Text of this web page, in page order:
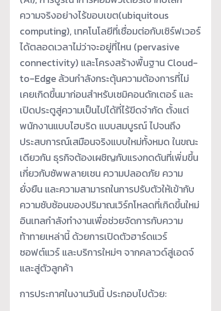
ความจริงอย่างไร้ขอบเขต(ubiquitous
computing), เทคโนโลยีที่เชื่อมต่อกับเซิร์ฟเวอร์
ได้ตลอดเวลาไม่ว่าจะอยู่ที่ไหน (pervasive
connectivity) และโครงสร้างพื้นฐาน Cloud-
to-Edgeล้วนกำลังกระตุ้นความต้องการที่ไม่
เคยเกิดขึ้นมาก่อนสำหรับเซมิคอนดักเตอร์ และ
เปิดประตูสู่ความเป็นไปได้ที่ไร้ขีดจำกัด ตั้งแต่
พนักงานแบบไฮบริด แบบสมบูรณ์ ไปจนถึง
ประสบการณ์เสมือนจริงแบบใหม่ทั้งหมด ในขณะ
เดียวกัน ธุรกิจต้องเผชิญกับแรงกดดันที่เพิ่มขึ้น
เกี่ยวกับซัพพลายเชน ความปลอดภัย ความ
ยั่งยืน และความสามารถในการปรับตัวให้เข้ากับ
ความซับซ้อนของปริมาณเวิร์กโหลดที่เกิดขึ้นใหม่
อินเทลกำลังทำงานเพื่อช่วยจัดการกับความ
ท้าทายเหล่านี้ ด้วยการเปิดตัวฮาร์ดแวร์
ซอฟต์แวร์ และบริการใหม่ๆ จากคลาวด์สู่เอดจ์
และสู่ตัวลูกค้า
การประกาศในงานวันนี้ ประกอบไปด้วย: